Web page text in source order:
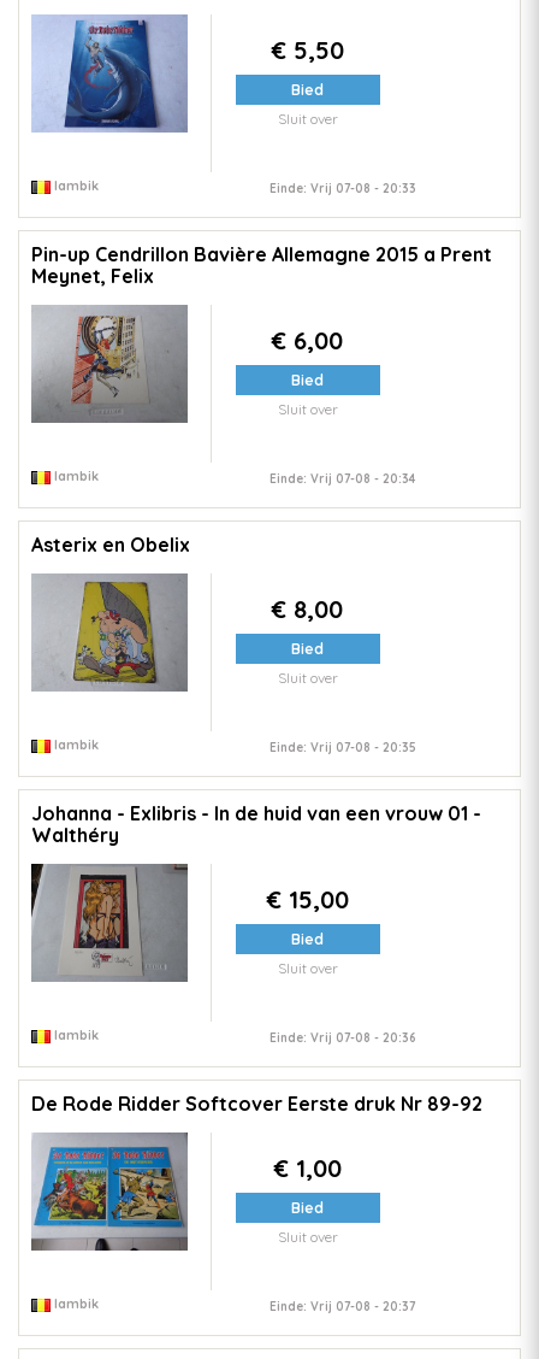
€ 5,50
Bied
Sluit over
lambik Einde: Vrij 07-08 - 20:33
Pin-up Cendrillon Bavière Allemagne 2015 a Prent
Meynet, Felix
€ 6,00
Bied
Sluit over
lambik Einde: Vrij 07-08 - 20:34
Asterix en Obelix
€ 8,00
Bied
Sluit over
lambik Einde: Vrij 07-08 - 20:35
Johanna - Exlibris - In de huid van een vrouw 01 -
Walthéry
€ 15,00
Bied
Sluit over
lambik Einde: Vrij 07-08 - 20:36
De Rode Ridder Softcover Eerste druk Nr 89-92
€ 1,00
Bied
Sluit over
lambik Einde: Vrij 07-08 - 20:37